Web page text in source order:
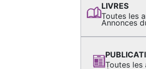
LIVRES
Toutes les
Annonces
Toutes les